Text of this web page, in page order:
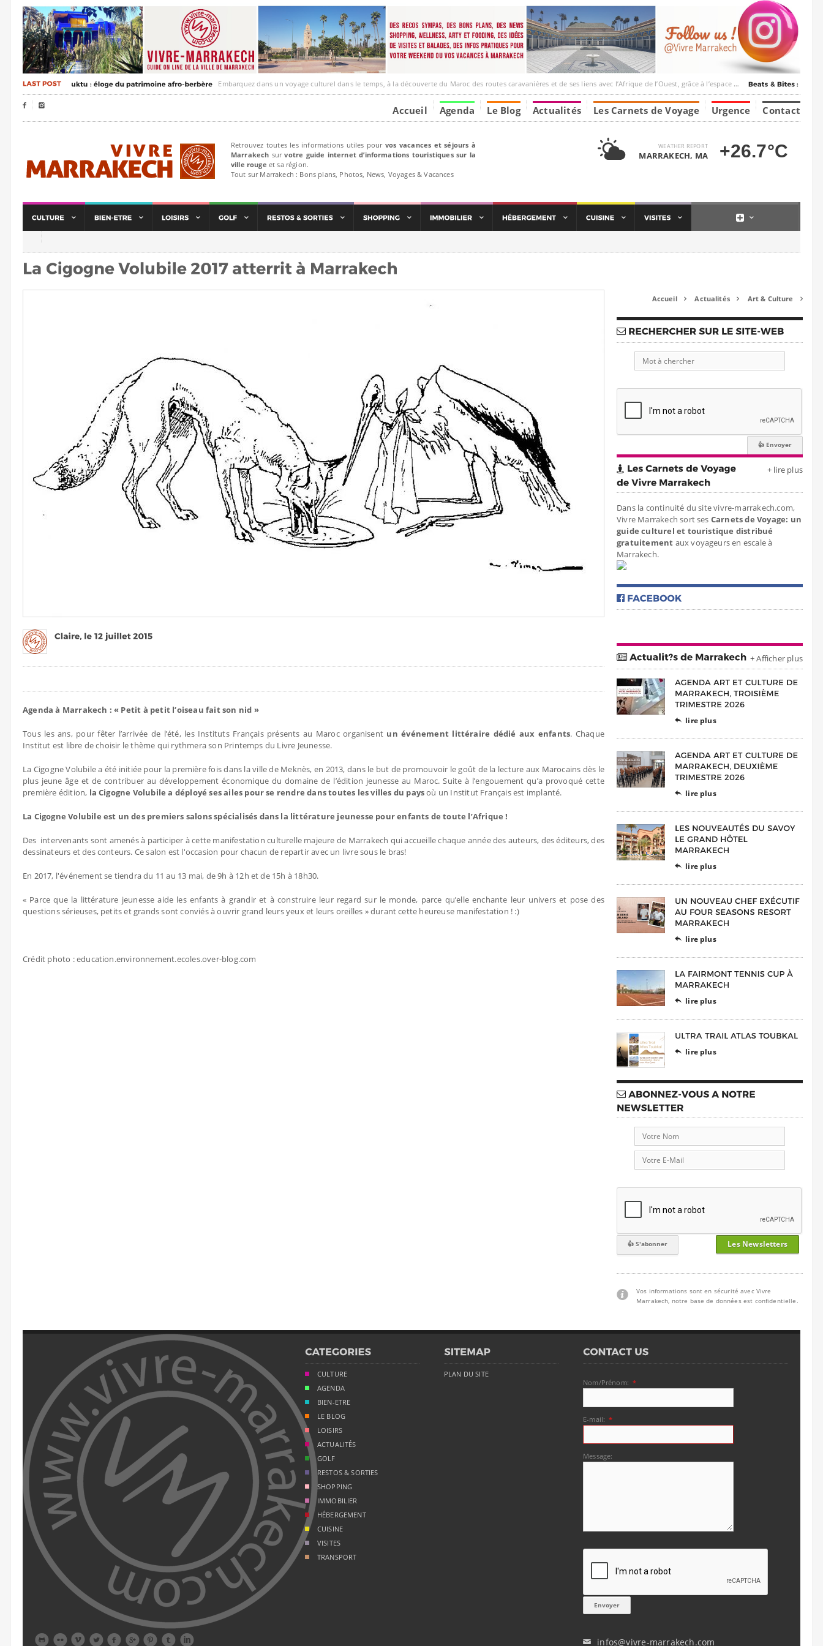
Embarquez dans un voyage culturel dans le temps, à la découverte du Maroc des routes caravanières et de ses liens avec l’Afrique de l’Ouest, grâce à l’espace Marrakesh-Tumbuktu.
  Accueil Agenda Le Blog Actualités Les Carnets de Voyage Urgence Contact
Retrouvez toutes les informations utiles pour vos vacances et séjours à
Marrakech survotre guide internet d’informations touristiques sur la
ville rouge et sa région.
Tout sur Marrakech : Bons plans, Photos, News, Voyages & Vacances
WEATHER REPORT
MARRAKECH, MA +26.7°C
Agenda à Marrakech : « Petit à petit l’oiseau fait son nid »
Tous les ans, pour fêter l’arrivée de l’été, les Instituts Français présents au Maroc organisent un événement littéraire dédié aux enfants. Chaque
Institut est libre de choisir le thème qui rythmera son Printemps du Livre Jeunesse.
La Cigogne Volubile a été initiée pour la première fois dans la ville de Meknès, en 2013, dans le but de promouvoir le goût de la lecture aux Marocains dès le
plus jeune âge et de contribuer au développement économique du domaine de l’édition jeunesse au Maroc. Suite à l’engouement qu’a provoqué cette
première édition, la Cigogne Volubile a déployé ses ailes pour se rendre dans toutes les villes du paysoù un Institut Français est implanté.
La Cigogne Volubile est un des premiers salons spécialisés dans la littérature jeunesse pour enfants de toute l’Afrique !
Des intervenants sont amenés à participer à cette manifestation culturelle majeure de Marrakech qui accueille chaque année des auteurs, des éditeurs, des
dessinateurs et des conteurs. Ce salon est l'occasion pour chacun de repartir avec un livre sous le bras!
En 2017, l'événement se tiendra du 11 au 13 mai, de 9h à 12h et de 15h à 18h30.
« Parce que la littérature jeunesse aide les enfants à grandir et à construire leur regard sur le monde, parce qu’elle enchante leur univers et pose des
questions sérieuses, petits et grands sont conviés à ouvrir grand leurs yeux et leurs oreilles » durant cette heureuse manifestation ! :)
Crédit photo : education.environnement.ecoles.over-blog.com
Accueil  Actualités  Art & Culture 
+ lire plus
Dans la continuité du site vivre-marrakech.com,
Vivre Marrakech sort ses Carnets de Voyage: un
guide culturel et touristique distribué
gratuitement aux voyageurs en escale à
Marrakech.
+ Afficher plus
 lire plus
 lire plus
 lire plus
 lire plus
 lire plus
 lire plus
Les Newsletters
Vos informations sont en sécurité avec Vivre
Marrakech, notre base de données est confidentielle.
        
CULTURE
AGENDA
BIEN-ETRE
LE BLOG
LOISIRS
ACTUALITÉS
GOLF
RESTOS & SORTIES
SHOPPING
IMMOBILIER
HÉBERGEMENT
CUISINE
VISITES
TRANSPORT
PLAN DU SITE
Nom/Prénom: *
E-mail: *
Message:
✉ infos@vivre-marrakech.com